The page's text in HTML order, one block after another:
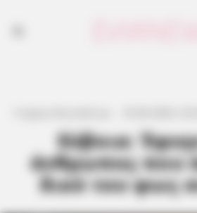
Εύβοια:
άνθρωπος που
δικό του φως